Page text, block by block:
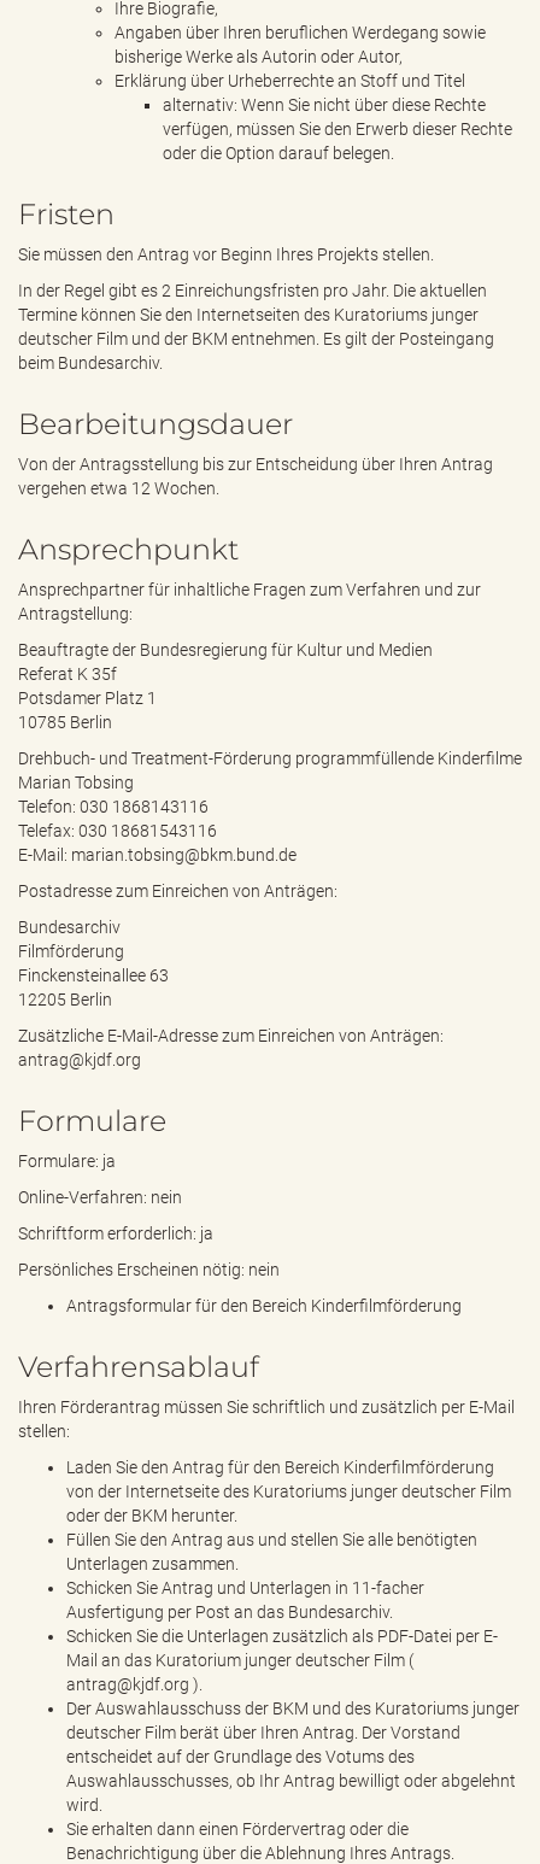
Ihre Biografie,
Angaben über Ihren beruflichen Werdegang sowie
bisherige Werke als Autorin oder Autor,
Erklärung über Urheberrechte an Stoff und Titel
alternativ: Wenn Sie nicht über diese Rechte
verfügen, müssen Sie den Erwerb dieser Rechte
oder die Option darauf belegen.
Fristen
Sie müssen den Antrag vor Beginn Ihres Projekts stellen.
In der Regel gibt es 2 Einreichungsfristen pro Jahr. Die aktuellen
Termine können Sie den Internetseiten des Kuratoriums junger
deutscher Film und der BKM entnehmen. Es gilt der Posteingang
beim Bundesarchiv.
Bearbeitungsdauer
Von der Antragsstellung bis zur Entscheidung über Ihren Antrag
vergehen etwa 12 Wochen.
Ansprechpunkt
Ansprechpartner für inhaltliche Fragen zum Verfahren und zur
Antragstellung:
Beauftragte der Bundesregierung für Kultur und Medien
Referat K 35f
Potsdamer Platz 1
10785 Berlin
Drehbuch- und Treatment-Förderung programmfüllende Kinderfilme
Marian Tobsing
Telefon: 030 1868143116
Telefax: 030 18681543116
E-Mail: marian.tobsing@bkm.bund.de
Postadresse zum Einreichen von Anträgen:
Bundesarchiv
Filmförderung
Finckensteinallee 63
12205 Berlin
Zusätzliche E-Mail-Adresse zum Einreichen von Anträgen:
antrag@kjdf.org
Formulare
Formulare: ja
Online-Verfahren: nein
Schriftform erforderlich: ja
Persönliches Erscheinen nötig: nein
Antragsformular für den Bereich Kinderfilmförderung
Verfahrensablauf
Ihren Förderantrag müssen Sie schriftlich und zusätzlich per E-Mail
stellen:
Laden Sie den Antrag für den Bereich Kinderfilmförderung
von der Internetseite des Kuratoriums junger deutscher Film
oder der BKM herunter.
Füllen Sie den Antrag aus und stellen Sie alle benötigten
Unterlagen zusammen.
Schicken Sie Antrag und Unterlagen in 11-facher
Ausfertigung per Post an das Bundesarchiv.
Schicken Sie die Unterlagen zusätzlich als PDF-Datei per E-
Mail an das Kuratorium junger deutscher Film (
antrag@kjdf.org ).
Der Auswahlausschuss der BKM und des Kuratoriums junger
deutscher Film berät über Ihren Antrag. Der Vorstand
entscheidet auf der Grundlage des Votums des
Auswahlausschusses, ob Ihr Antrag bewilligt oder abgelehnt
wird.
Sie erhalten dann einen Fördervertrag oder die
Benachrichtigung über die Ablehnung Ihres Antrags.